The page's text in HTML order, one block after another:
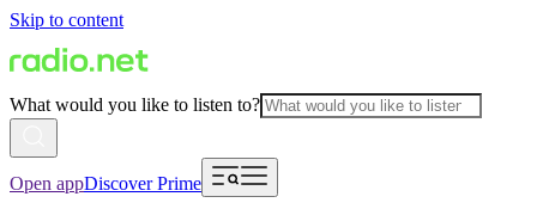
Skip to content
What would you like to listen to?
Open appDiscover Prime